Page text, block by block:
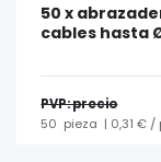
50 x
cables hasta
PVP: precio
50 pieza | 0,31 € /